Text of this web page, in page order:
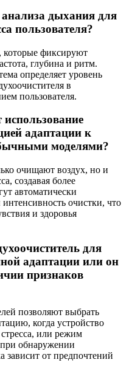
дыхания для
пользователя?
которые фиксируют
глубина и ритм.
определяет уровень
в
пользователя.
адаптации к
моделями?
очищают воздух, но и
создавая более
автоматически
интенсивность очистки, что
и здоровья
для
адаптации или он
признаков
позволяют выбрать
когда устройство
или режим
при обнаружении
зависит от предпочтений